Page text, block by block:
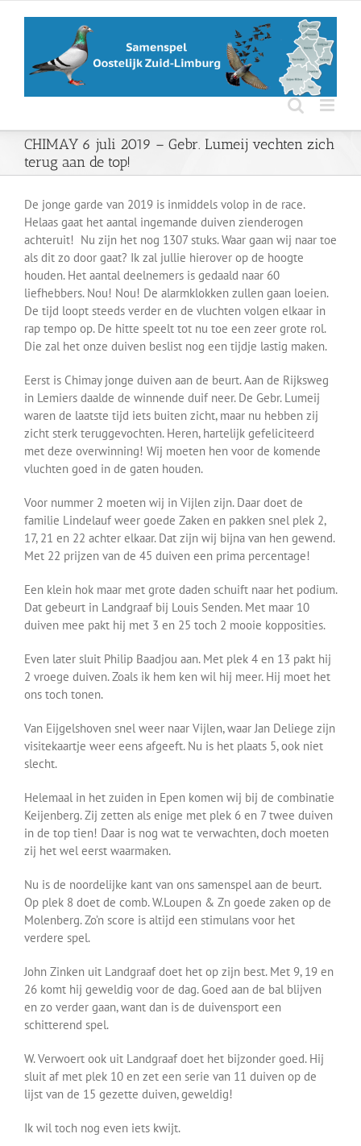
CHIMAY 6 juli 2019 – Gebr. Lumeij vechten zich
terug aan de top!
De jonge garde van 2019 is inmiddels volop in de race.
Helaas gaat het aantal ingemande duiven zienderogen
achteruit! Nu zijn het nog 1307 stuks. Waar gaan wij naar toe
als dit zo door gaat? Ik zal jullie hierover op de hoogte
houden. Het aantal deelnemers is gedaald naar 60
liefhebbers. Nou! Nou! De alarmklokken zullen gaan loeien.
De tijd loopt steeds verder en de vluchten volgen elkaar in
rap tempo op. De hitte speelt tot nu toe een zeer grote rol.
Die zal het onze duiven beslist nog een tijdje lastig maken.
Eerst is Chimay jonge duiven aan de beurt. Aan de Rijksweg
in Lemiers daalde de winnende duif neer. De Gebr. Lumeij
waren de laatste tijd iets buiten zicht, maar nu hebben zij
zicht sterk teruggevochten. Heren, hartelijk gefeliciteerd
met deze overwinning! Wij moeten hen voor de komende
vluchten goed in de gaten houden.
Voor nummer 2 moeten wij in Vijlen zijn. Daar doet de
familie Lindelauf weer goede Zaken en pakken snel plek 2,
17, 21 en 22 achter elkaar. Dat zijn wij bijna van hen gewend.
Met 22 prijzen van de 45 duiven een prima percentage!
Een klein hok maar met grote daden schuift naar het podium.
Dat gebeurt in Landgraaf bij Louis Senden. Met maar 10
duiven mee pakt hij met 3 en 25 toch 2 mooie kopposities.
Even later sluit Philip Baadjou aan. Met plek 4 en 13 pakt hij
2 vroege duiven. Zoals ik hem ken wil hij meer. Hij moet het
ons toch tonen.
Van Eijgelshoven snel weer naar Vijlen, waar Jan Deliege zijn
visitekaartje weer eens afgeeft. Nu is het plaats 5, ook niet
slecht.
Helemaal in het zuiden in Epen komen wij bij de combinatie
Keijenberg. Zij zetten als enige met plek 6 en 7 twee duiven
in de top tien! Daar is nog wat te verwachten, doch moeten
zij het wel eerst waarmaken.
Nu is de noordelijke kant van ons samenspel aan de beurt.
Op plek 8 doet de comb. W.Loupen & Zn goede zaken op de
Molenberg. Zo’n score is altijd een stimulans voor het
verdere spel.
John Zinken uit Landgraaf doet het op zijn best. Met 9, 19 en
26 komt hij geweldig voor de dag. Goed aan de bal blijven
en zo verder gaan, want dan is de duivensport een
schitterend spel.
W. Verwoert ook uit Landgraaf doet het bijzonder goed. Hij
sluit af met plek 10 en zet een serie van 11 duiven op de
lijst van de 15 gezette duiven, geweldig!
Ik wil toch nog even iets kwijt.